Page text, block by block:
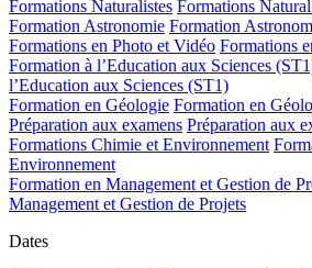
Formations Naturalistes Formations
Formation Astronomie Formation
Formations en Photo et Vidéo Formations
Formation à l’Education aux Sciences
l’Education aux Sciences (ST1)
Formation en Géologie Formation en
Préparation aux examens Préparation aux
Formations Chimie et Environnement
Environnement
Formation en Management et Gestion de
Management et Gestion de Projets
Dates